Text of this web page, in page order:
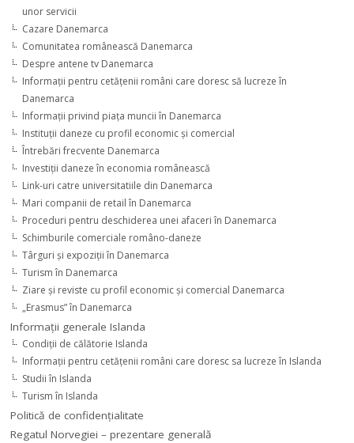
unor servicii
Cazare Danemarca
Comunitatea românească Danemarca
Despre antene tv Danemarca
Informaţii pentru cetăţenii români care doresc să lucreze în
Danemarca
Informaţii privind piaţa muncii în Danemarca
Instituţii daneze cu profil economic şi comercial
Întrebări frecvente Danemarca
Investiţii daneze în economia românească
Link-uri catre universitatiile din Danemarca
Mari companii de retail în Danemarca
Proceduri pentru deschiderea unei afaceri în Danemarca
Schimburile comerciale româno-daneze
Târguri şi expoziţii în Danemarca
Turism în Danemarca
Ziare şi reviste cu profil economic şi comercial Danemarca
„Erasmus” în Danemarca
Informaţii generale Islanda
Condiţii de călătorie Islanda
Informaţii pentru cetăţenii români care doresc sa lucreze în Islanda
Studii în Islanda
Turism în Islanda
Politică de confidențialitate
Regatul Norvegiei – prezentare generală